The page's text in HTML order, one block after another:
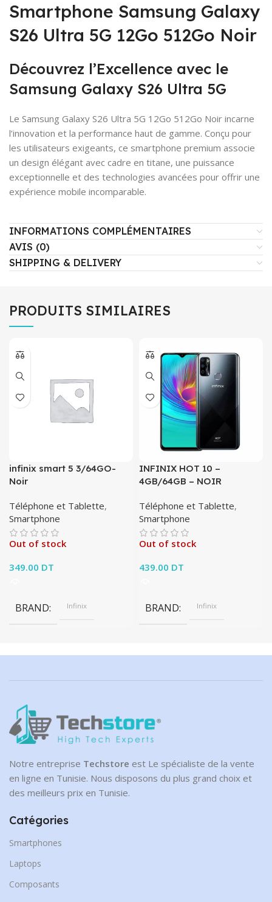
Smartphone Samsung Galaxy
S26 Ultra 5G 12Go 512Go Noir
Découvrez l’Excellence avec le
Samsung Galaxy S26 Ultra 5G
Le Samsung Galaxy S26 Ultra 5G 12Go 512Go Noir incarne
l’innovation et la performance haut de gamme. Conçu pour
les utilisateurs exigeants, ce smartphone premium associe
un design élégant avec cadre en titane, une puissance
exceptionnelle et des technologies avancées pour offrir une
expérience mobile incomparable.
INFORMATIONS COMPLÉMENTAIRES
AVIS (0)
SHIPPING & DELIVERY
PRODUITS SIMILAIRES
infinix smart 5 3/64GO-
Noir
Téléphone et Tablette,
Smartphone
Out of stock
349.00 DT
BRAND Infinix
INFINIX HOT 10 –
4GB/64GB – NOIR
Téléphone et Tablette,
Smartphone
Out of stock
439.00 DT
BRAND Infinix
Notre entreprise Techstore est Le spécialiste de la vente
en ligne en Tunisie. Nous disposons du plus grand choix et
des meilleurs prix en Tunisie.
Catégories
Smartphones
Laptops
Composants